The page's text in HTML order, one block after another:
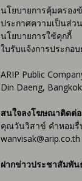
นโยบายการคุ้มครอง
ประกาศความเป็นส่ว
นโยบายการใช้คุกกี้
ใบรับแจ้งการประกอ
ARIP Public
Din Daeng,
สนใจลงโฆษณาติดต่อ
คุณวันวิสาข์ คำหอมรื่
wanvisak@arip.co.th
ฝากข่าวประชาสัมพัน